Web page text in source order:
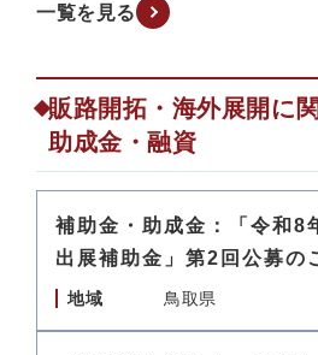
一覧を見る
販路開拓・海外展開に
助成金・融資
補助金・助成金：「令和
出展補助金」第2回公募の
地域 鳥取県